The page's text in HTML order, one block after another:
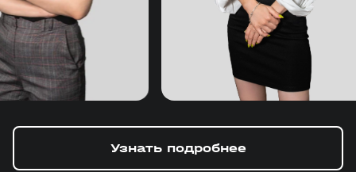
Узнать подробнее